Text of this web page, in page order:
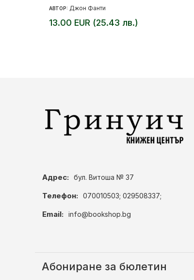
АВТОР: Джон Фанти
13.00 EUR (25.43 лв.)
Адрес: бул. Витоша № 37
Телефон: 070010503; 029508337;
Email: info@bookshop.bg
Абониране за бюлетин